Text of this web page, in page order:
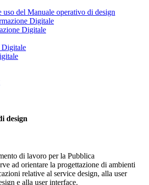
uso del Manuale operativo di design
Digitale
design
di lavoro per la Pubblica
ad orientare la progettazione di ambienti
relative al service design, alla user
e alla user interface.